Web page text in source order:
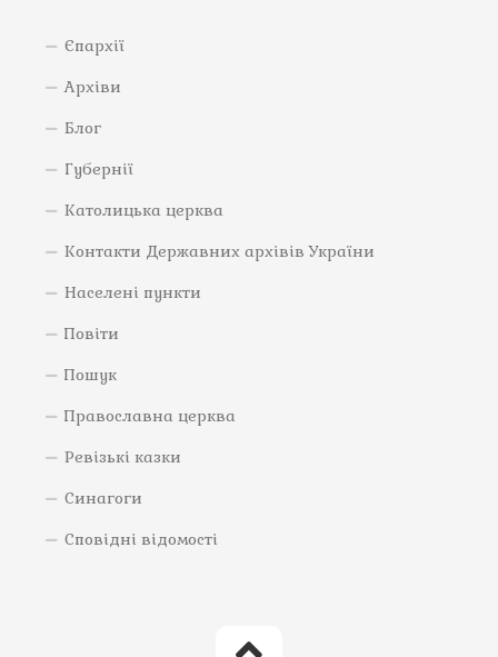
Єпархії
Архіви
Блог
Губернії
Католицька церква
Контакти Державних архівів України
Населені пункти
Повіти
Пошук
Православна церква
Ревізькі казки
Синагоги
Сповідні відомості